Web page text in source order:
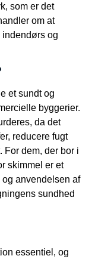
som er det
om at
indendørs og
et sundt og
byggerier.
da det
reducere fugt
For dem, der bor i
skimmel er et
anvendelsen af
sundhed
essentiel, og